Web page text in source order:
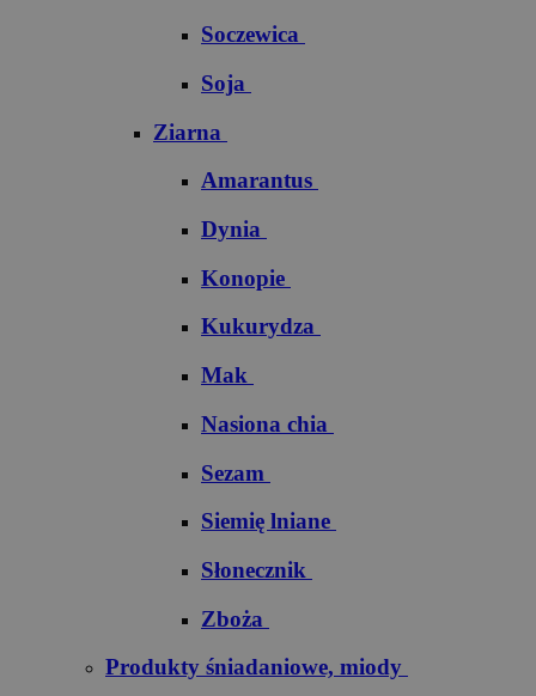
Soczewica
Soja
Ziarna
Amarantus
Dynia
Konopie
Kukurydza
Mak
Nasiona chia
Sezam
Siemię lniane
Słonecznik
Zboża
Produkty śniadaniowe, miody